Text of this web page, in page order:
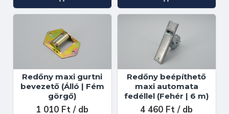
Redőny maxi gurtni
bevezető (Álló | Fém
görgő)
1 010 Ft / db
Redőny beépíthető
maxi automata
fedéllel (Fehér | 6 m)
4 460 Ft / db